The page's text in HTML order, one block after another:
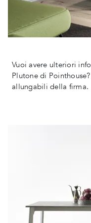
Vuoi avere ulteriori
Plutone di
allungabili della firma.